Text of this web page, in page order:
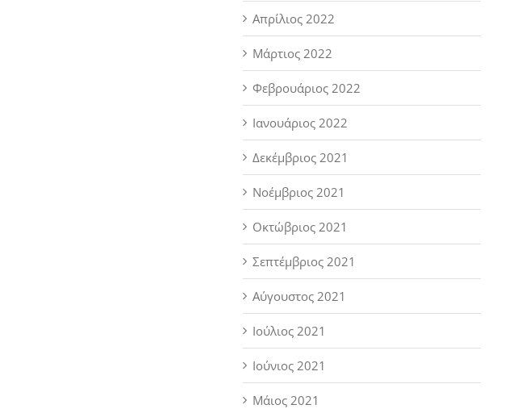
Απρίλιος 2022
Μάρτιος 2022
Φεβρουάριος 2022
Ιανουάριος 2022
Δεκέμβριος 2021
Νοέμβριος 2021
Οκτώβριος 2021
Σεπτέμβριος 2021
Αύγουστος 2021
Ιούλιος 2021
Ιούνιος 2021
Μάιος 2021